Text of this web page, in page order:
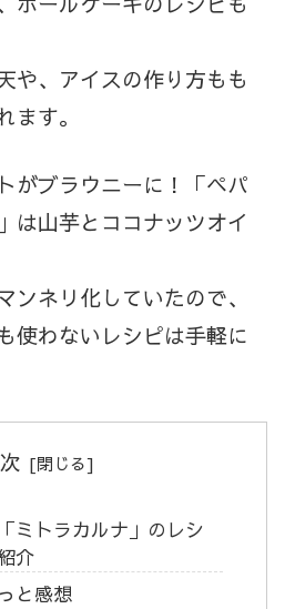
や、アイスの作り方もも
ます。
がブラウニーに！「ペパ
は山芋とココナッツオイ
ンネリ化していたので、
使わないレシピは手軽に
ミトラカルナ」のレシ
介
と感想